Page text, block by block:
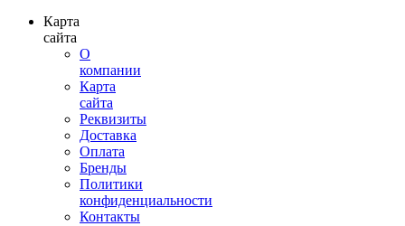
Карта
сайта
О
компании
Карта
сайта
Реквизиты
Доставка
Оплата
Бренды
Политики
конфиденциальности
Контакты